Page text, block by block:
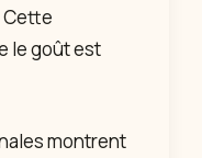
Cette
le goût est
montrent